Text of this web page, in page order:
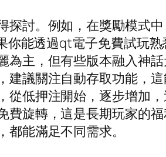
探討。例如，在獎勵模式
能透過qt電子免費試玩
主，但有些版本融入神
議關注自動存取功能，
低押注開始，逐步增加
旋轉，這是長期玩家的
能滿足不同需求。